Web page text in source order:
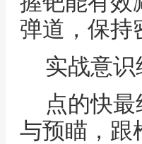
弹道，保持
实战意
点的快
与预瞄，跟